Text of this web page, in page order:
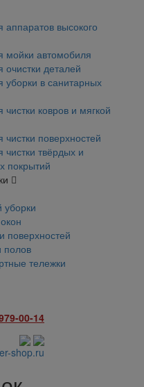
высокого
автомобиля
деталей
в санитарных
ковров и мягкой
поверхностей
твёрдых и
покрытий
уборки
поверхностей
полов
тележки
00-14
shop.ru